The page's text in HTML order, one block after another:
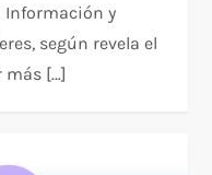
Información y
según revela el
más […]